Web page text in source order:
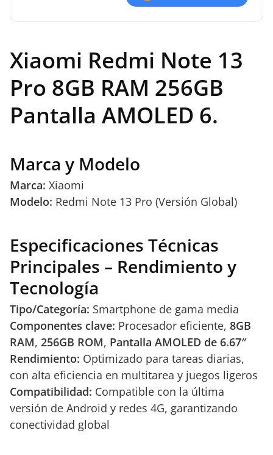
Xiaomi Redmi Note 13
Pro 8GB RAM 256GB
Pantalla AMOLED 6.
Marca y Modelo
Marca: Xiaomi
Modelo: Redmi Note 13 Pro (Versión Global)
Especificaciones Técnicas
Principales – Rendimiento y
Tecnología
Tipo/Categoría: Smartphone de gama media
Componentes clave: Procesador eficiente, 8GB
RAM, 256GB ROM, Pantalla AMOLED de 6.67″
Rendimiento: Optimizado para tareas diarias,
con alta eficiencia en multitarea y juegos ligeros
Compatibilidad: Compatible con la última
versión de Android y redes 4G, garantizando
conectividad global